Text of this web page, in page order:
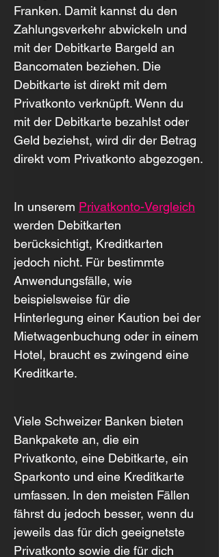
Franken. Damit kannst du den
Zahlungsverkehr abwickeln und
mit der Debitkarte Bargeld an
Bancomaten beziehen. Die
Debitkarte ist direkt mit dem
Privatkonto verknüpft. Wenn du
mit der Debitkarte bezahlst oder
Geld beziehst, wird dir der Betrag
direkt vom Privatkonto abgezogen.
In unserem Privatkonto-Vergleich
werden Debitkarten
berücksichtigt, Kreditkarten
jedoch nicht. Für bestimmte
Anwendungsfälle, wie
beispielsweise für die
Hinterlegung einer Kaution bei der
Mietwagenbuchung oder in einem
Hotel, braucht es zwingend eine
Kreditkarte.
Viele Schweizer Banken bieten
Bankpakete an, die ein
Privatkonto, eine Debitkarte, ein
Sparkonto und eine Kreditkarte
umfassen. In den meisten Fällen
fährst du jedoch besser, wenn du
jeweils das für dich geeignetste
Privatkonto sowie die für dich